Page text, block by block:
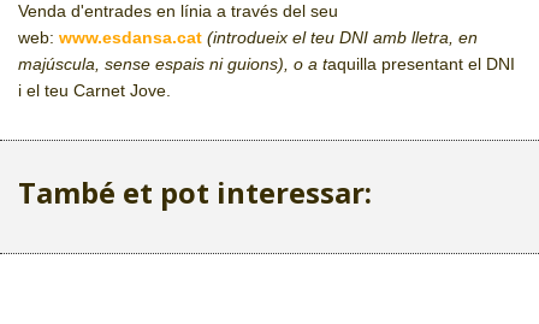
Venda d'entrades en línia a través del seu
web: www.esdansa.cat (introdueix el teu DNI amb lletra, en
majúscula, sense espais ni guions), o a taquilla presentant el DNI
i el teu Carnet Jove.
També et pot interessar: